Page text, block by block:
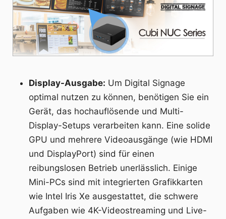
Display-Ausgabe: Um Digital Signage
optimal nutzen zu können, benötigen Sie ein
Gerät, das hochauflösende und Multi-
Display-Setups verarbeiten kann. Eine solide
GPU und mehrere Videoausgänge (wie HDMI
und DisplayPort) sind für einen
reibungslosen Betrieb unerlässlich. Einige
Mini-PCs sind mit integrierten Grafikkarten
wie Intel Iris Xe ausgestattet, die schwere
Aufgaben wie 4K-Videostreaming und Live-